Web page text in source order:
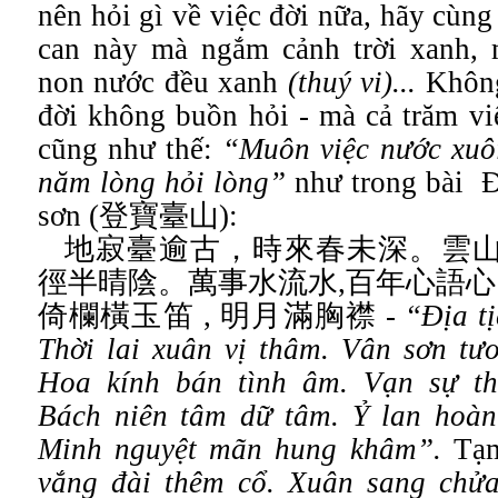
nên hỏi gì về việc đời nữa, hãy
can này mà ngắm cảnh trời xanh,
non nước đều xanh (thuý vi)...
đời không buồn hỏi - mà cả trăm
cũng như thế: “Muôn việc nước
năm lòng hỏi lòng” như trong bài
sơn (登寶臺山):
地寂臺逾古，時來春未深。雲
徑半晴陰。萬事水流水,百年心語心
倚欄橫玉笛 , 明月滿胸襟 - “Ðịa
Thời lai xuân vị thâm. Vân sơn
Hoa kính bán tình âm. Vạn sự
Bách niên tâm dữ tâm. Ỷ lan
Minh nguyệt mãn hung khâm”.
vắng đài thêm cổ.Xuân sang